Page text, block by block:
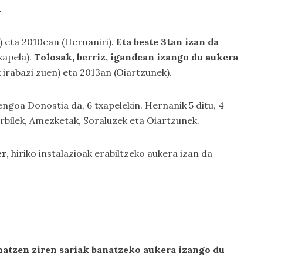
2010ean (Hernaniri). Eta beste 3tan izan da
Tolosak, berriz, igandean izango du aukera
irabazi zuen) eta 2013an (Oiartzunek).
Donostia da, 6 txapelekin. Hernanik 5 ditu, 4
Amezketak, Soraluzek eta Oiartzunek.
, hiriko instalazioak erabiltzeko aukera izan da
ziren sariak banatzeko aukera izango du